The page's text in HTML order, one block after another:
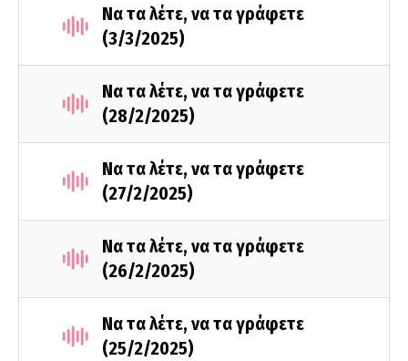
Να τα λέτε, να τα γράφετε
(3/3/2025)
Να τα λέτε, να τα γράφετε
(28/2/2025)
Να τα λέτε, να τα γράφετε
(27/2/2025)
Να τα λέτε, να τα γράφετε
(26/2/2025)
Να τα λέτε, να τα γράφετε
(25/2/2025)